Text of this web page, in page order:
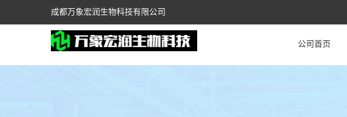
成都万象宏润生物科技有限公司
公司首页